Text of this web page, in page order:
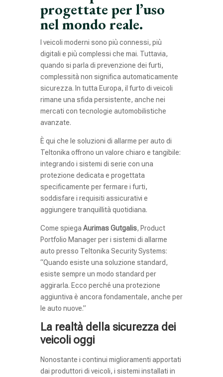
progettate per l’uso
nel mondo reale.
I veicoli moderni sono più connessi, più
digitali e più complessi che mai. Tuttavia,
quando si parla di prevenzione dei furti,
complessità non significa automaticamente
sicurezza. In tutta Europa, il furto di veicoli
rimane una sfida persistente, anche nei
mercati con tecnologie automobilistiche
avanzate.
È qui che le soluzioni di allarme per auto di
Teltonika offrono un valore chiaro e tangibile:
integrando i sistemi di serie con una
protezione dedicata e progettata
specificamente per fermare i furti,
soddisfare i requisiti assicurativi e
aggiungere tranquillità quotidiana.
Come spiega Aurimas Gutgalis, Product
Portfolio Manager per i sistemi di allarme
auto presso Teltonika Security Systems:
“Quando esiste una soluzione standard,
esiste sempre un modo standard per
aggirarla. Ecco perché una protezione
aggiuntiva è ancora fondamentale, anche per
le auto nuove.”
La realtà della sicurezza dei
veicoli oggi
Nonostante i continui miglioramenti apportati
dai produttori di veicoli, i sistemi installati in